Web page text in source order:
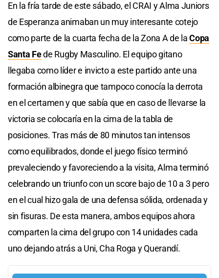
En la fría tarde de este sábado, el CRAI y Alma Juniors
de Esperanza animaban un muy interesante cotejo
como parte de la cuarta fecha de la Zona A de laCopa
Santa Fede Rugby Masculino. El equipo gitano
llegaba como líder e invicto a este partido ante una
formación albinegra que tampoco conocía la derrota
en el certamen y que sabía que en caso de llevarse la
victoria se colocaría en la cima de la tabla de
posiciones. Tras más de 80 minutos tan intensos
como equilibrados, donde el juego físico terminó
prevaleciendo y favoreciendo a la visita, Alma terminó
celebrando un triunfo con un score bajo de 10 a 3 pero
en el cual hizo gala de una defensa sólida, ordenada y
sin fisuras. De esta manera, ambos equipos ahora
comparten la cima del grupo con 14 unidades cada
uno dejando atrás a Uni, Cha Roga y Querandí.